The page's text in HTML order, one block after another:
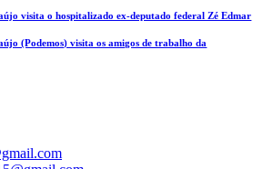
visita o hospitalizado ex-deputado federal Zé Edmar
(Podemos) visita os amigos de trabalho da